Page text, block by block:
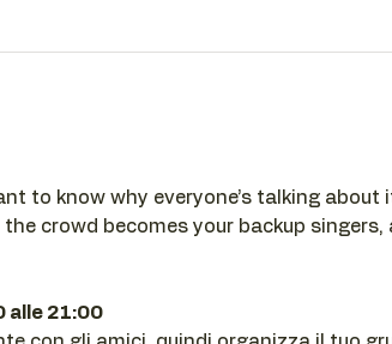
to know why everyone’s talking about
crowd becomes your backup
alle 21:00